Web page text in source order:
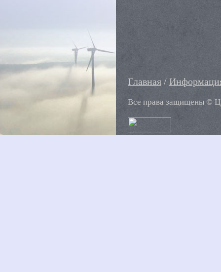
Главная /
Все права защищены ©